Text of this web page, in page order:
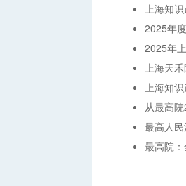
上海知
2025年
2025年
上海天
上海知
从最高
最高人
最高院